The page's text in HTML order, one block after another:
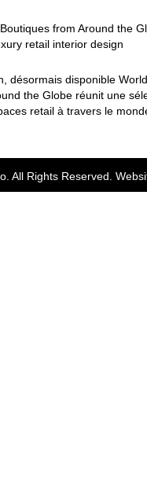
désormais disponible
the Globe réunit une
retail à travers le
All Rights Reserved.